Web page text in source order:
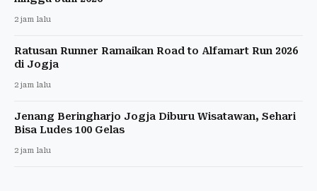
2 jam lalu
Ratusan Runner Ramaikan Road to Alfamart Run 2026
di Jogja
2 jam lalu
Jenang Beringharjo Jogja Diburu Wisatawan, Sehari
Bisa Ludes 100 Gelas
2 jam lalu